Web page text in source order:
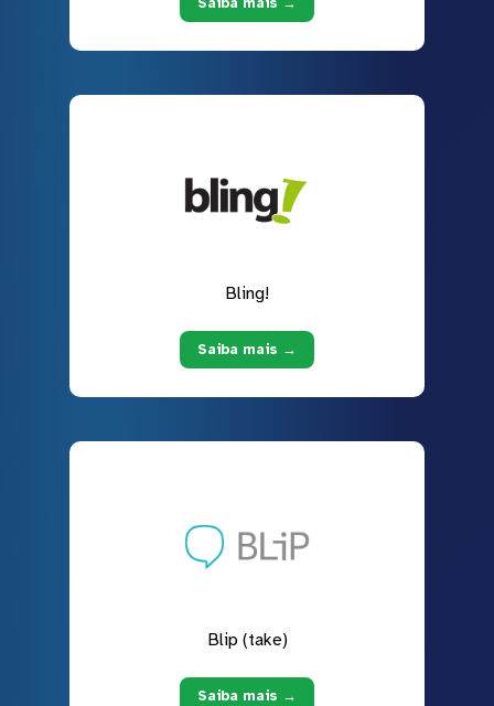
Bling!
Saiba mais →
Blip (take)
Saiba mais →